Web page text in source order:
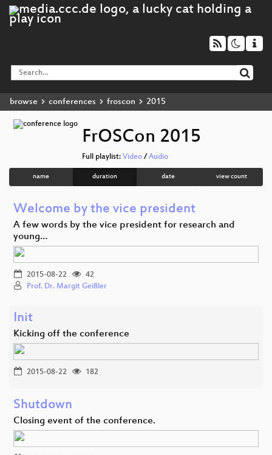
browse conferences froscon 2015
FrOSCon 2015
Full playlist: Video / Audio
name duration date view count
Welcome by the vice president
A few words by the vice president for research and
young…
2015-08-22
42
Prof. Dr. Margit Geißler
Init
Kicking off the conference
2015-08-22 182
Shutdown
Closing event of the conference.